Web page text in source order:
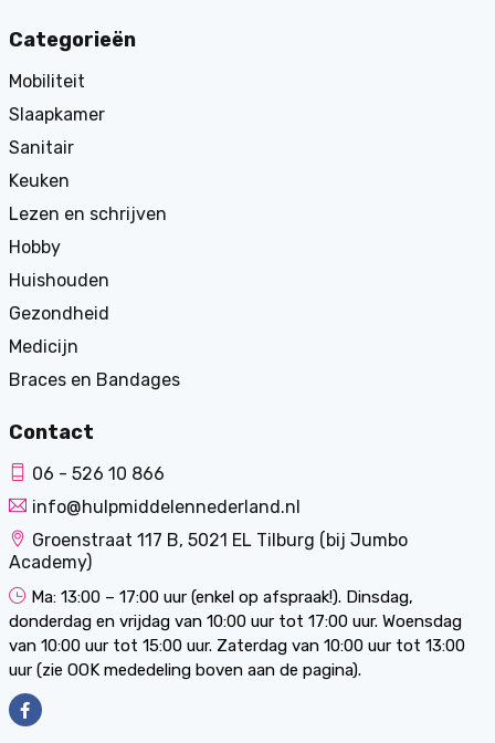
Categorieën
Mobiliteit
Slaapkamer
Sanitair
Keuken
Lezen en schrijven
Hobby
Huishouden
Gezondheid
Medicijn
Braces en Bandages
Contact
06 - 526 10 866
info@hulpmiddelennederland.nl
Groenstraat 117 B, 5021 EL Tilburg (bij Jumbo
Academy)
Ma: 13:00 – 17:00 uur (enkel op afspraak!). Dinsdag,
donderdag en vrijdag van 10:00 uur tot 17:00 uur. Woensdag
van 10:00 uur tot 15:00 uur. Zaterdag van 10:00 uur tot 13:00
uur (zie OOK mededeling boven aan de pagina).